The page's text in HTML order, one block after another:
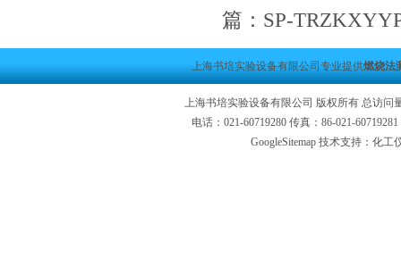
篇： SP-
上海书培实验设备有限公司专业提供燃烧法
上海书培实验设备有限公司 版权所有 总访问
电话：021-60719280 传真：86-021-
GoogleSitemap 技术支持：化工